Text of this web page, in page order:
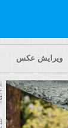
ویرایش عکس